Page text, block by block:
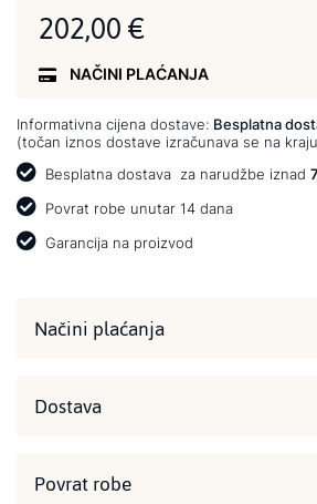
202,00 €
NAČINI PLAĆANJA
Informativna cijena dostave: Besplatna
(točan iznos dostave izračunava se na
Besplatna dostava za narudžbe iznad
Povrat robe unutar 14 dana
Garancija na proizvod
Načini plaćanja
Dostava
Povrat robe